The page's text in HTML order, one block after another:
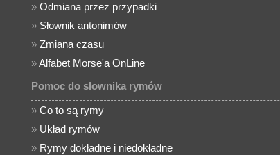
»Odmiana przez przypadki
» Słownik antonimów
»Zmiana czasu
»Alfabet Morse'a OnLine
Pomoc do słownika rymów
»Co to są rymy
» Układ rymów
» Rymy dokładne i niedokładne